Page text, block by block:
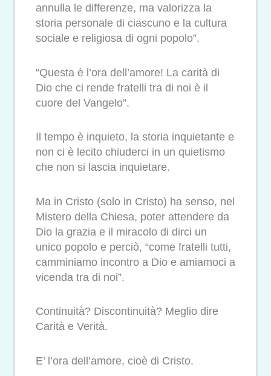
annulla le differenze, ma valorizza la
storia personale di ciascuno e la cultura
sociale e religiosa di ogni popolo”.
“Questa è l’ora dell’amore! La carità di
Dio che ci rende fratelli tra di noi è il
cuore del Vangelo”.
Il tempo è inquieto, la storia inquietante e
non ci è lecito chiuderci in un quietismo
che non si lascia inquietare.
Ma in Cristo (solo in Cristo) ha senso, nel
Mistero della Chiesa, poter attendere da
Dio la grazia e il miracolo di dirci un
unico popolo e perciò, “come fratelli tutti,
camminiamo incontro a Dio e amiamoci a
vicenda tra di noi”.
Continuità? Discontinuità? Meglio dire
Carità e Verità.
E’ l’ora dell’amore, cioè di Cristo.